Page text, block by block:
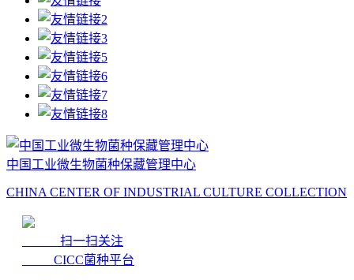
中国工业微生物菌种保藏管理中心
CHINA CENTER OF INDUSTRIAL CULTURE COLLECTION
扫一扫关注
CICC菌种平台